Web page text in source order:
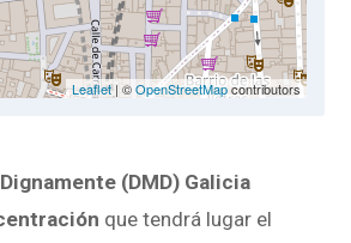
Leaflet| ©OpenStreetMapcontributors
(DMD) Galicia
que tendrá lugar el